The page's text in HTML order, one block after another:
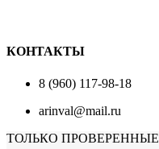
КОНТАКТЫ
8 (960) 117-98-18
arinval@mail.ru
ТОЛЬКО